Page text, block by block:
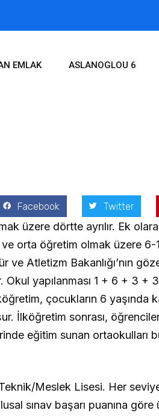
EMLAK ASLANOGLOU 6
Facebook Twitter
üzere dörtte ayrılır. Ek
orta öğretim olmak üzere
Atletizm Bakanlığı’nın
yapılanması 1 + 6 + 3 + 3
çocukların 6 yaşında
İlköğretim sonrası,
eğitim sunan ortaokulları
Meslek Lisesi. Her
sınav başarı puanına